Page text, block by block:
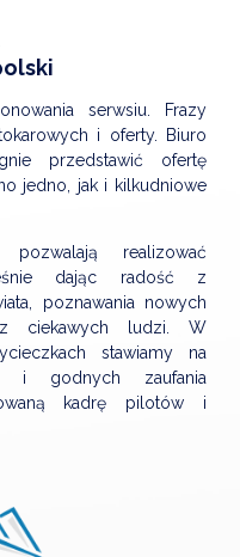
serwsiu. Frazy
i oferty. Biuro
przedstawić ofertę
jedno, jak i kilkudniowe
realizować
dając radość z
poznawania nowych
ciekawych ludzi. W
stawiamy na
i godnych zaufania
kadrę pilotów i